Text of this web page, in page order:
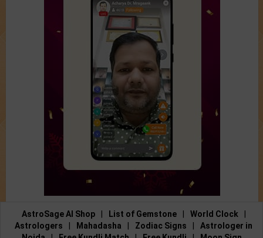
AstroSage AI Shop List of Gemstone World Clock
Astrologers
Mahadasha Zodiac Signs
Astrologer in